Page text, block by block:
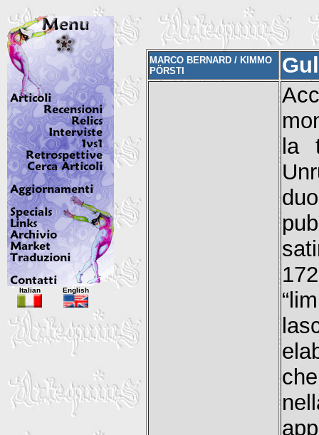
MARCO BERNARD / KIMMO
PÖRSTI
la
Italian English